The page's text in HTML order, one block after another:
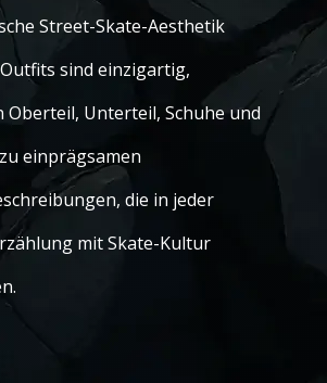
Street-Skate-Aesthetik
sind einzigartig,
Oberteil, Unterteil, Schuhe und
einprägsamen
die in jeder
mit Skate-Kultur